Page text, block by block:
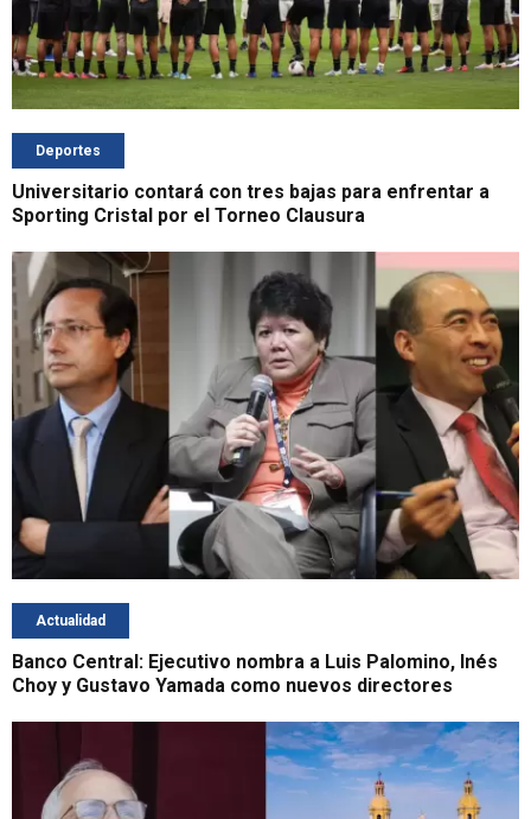
Deportes
Universitario contará con tres bajas para enfrentar a
Sporting Cristal por el Torneo Clausura
Actualidad
Banco Central: Ejecutivo nombra a Luis Palomino, Inés
Choy y Gustavo Yamada como nuevos directores